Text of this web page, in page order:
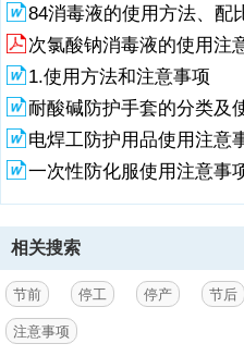
工停产工作方案，布置好节前各项
产安全工作,全面组织安全隐患排查
全面的隐患排查。停工停产前，企
统一思想，部署节日期间值班值守
设备、消防器材、电气线路等逐一
2、查，发现隐患要立即整改；同
系统不得断电）、断气等措施，确
真做好节前停工停产安全工作,安全
况、维护保养状况，尤其是设备的
备管理规定进行处理，杜绝污染源
执行，操作规程的贯彻落实与控制
图，职工是否掌握工艺流程及相关
及措施落实是否符合规范要求；风
防器材维护保养情况，消防设备设
查。,认真做好节前停工停产安全工
84消毒液的使用方法、配
次氯酸钠消毒液的使用注
1.使用方法和注意事项
耐酸碱防护手套的分类及
电焊工防护用品使用注意
一次性防化服使用注意事
相关搜索
节前 停工 停产 节后
注意事项